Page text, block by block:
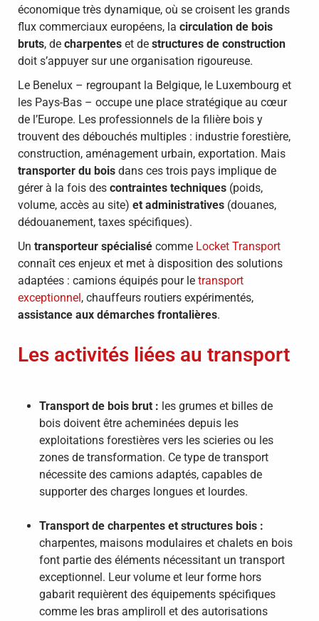
économique très dynamique, où se croisent les grands
flux commerciaux européens, la circulation de bois
bruts, de charpentes et de structures de construction
doit s’appuyer sur une organisation rigoureuse.
Le Benelux – regroupant la Belgique, le Luxembourg et
les Pays-Bas – occupe une place stratégique au cœur
de l’Europe. Les professionnels de la filière bois y
trouvent des débouchés multiples : industrie forestière,
construction, aménagement urbain, exportation. Mais
transporter du bois dans ces trois pays implique de
gérer à la fois des contraintes techniques (poids,
volume, accès au site) et administratives (douanes,
dédouanement, taxes spécifiques).
Un transporteur spécialisé comme Locket Transport
connaît ces enjeux et met à disposition des solutions
adaptées : camions équipés pour le transport
exceptionnel, chauffeurs routiers expérimentés,
assistance aux démarches frontalières.
Les activités liées au transport
Transport de bois brut : les grumes et billes de
bois doivent être acheminées depuis les
exploitations forestières vers les scieries ou les
zones de transformation. Ce type de transport
nécessite des camions adaptés, capables de
supporter des charges longues et lourdes.
Transport de charpentes et structures bois :
charpentes, maisons modulaires et chalets en bois
font partie des éléments nécessitant un transport
exceptionnel. Leur volume et leur forme hors
gabarit requièrent des équipements spécifiques
comme les bras ampliroll et des autorisations